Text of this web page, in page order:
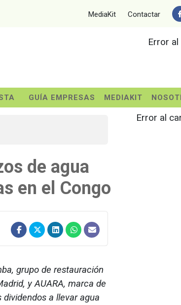
MediaKit Contactar
Error
GUÍA EMPRESAS MEDIAKIT
de agua
en el Congo
grupo de restauración
y AUARA, marca de
a llevar agua
Error al